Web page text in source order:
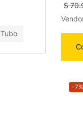
Tubo
$
-7%